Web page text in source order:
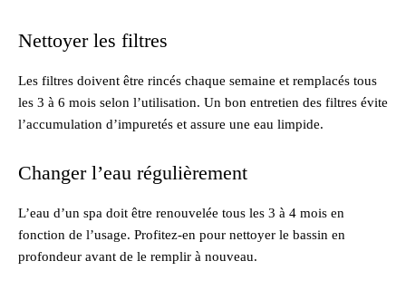
Nettoyer les filtres
Les filtres doivent être rincés chaque semaine et remplacés tous
les 3 à 6 mois selon l’utilisation. Un bon entretien des filtres évite
l’accumulation d’impuretés et assure une eau limpide.
Changer l’eau régulièrement
L’eau d’un spa doit être renouvelée tous les 3 à 4 mois en
fonction de l’usage. Profitez-en pour nettoyer le bassin en
profondeur avant de le remplir à nouveau.